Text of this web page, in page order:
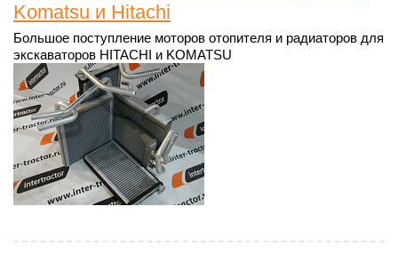
Komatsu и Hitachi
Большое поступление моторов отопителя и радиаторов для
экскаваторов HITACHI и KOMATSU